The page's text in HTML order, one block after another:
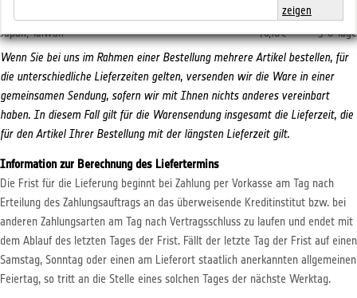
zeigen
76,18€
Japan, Taiwan
76,18€
3-6 Tage
Wenn Sie bei uns im Rahmen einer Bestellung mehrere Artikel bestellen, für
die unterschiedliche Lieferzeiten gelten, versenden wir die Ware in einer
gemeinsamen Sendung, sofern wir mit Ihnen nichts anderes vereinbart
haben. In diesem Fall gilt für die Warensendung insgesamt die Lieferzeit, die
für den Artikel Ihrer Bestellung mit der längsten Lieferzeit gilt.
Information zur Berechnung des Liefertermins
Die Frist für die Lieferung beginnt bei Zahlung per Vorkasse am Tag nach
Erteilung des Zahlungsauftrags an das überweisende Kreditinstitut bzw. bei
anderen Zahlungsarten am Tag nach Vertragsschluss zu laufen und endet mit
dem Ablauf des letzten Tages der Frist. Fällt der letzte Tag der Frist auf einen
Samstag, Sonntag oder einen am Lieferort staatlich anerkannten allgemeinen
Feiertag, so tritt an die Stelle eines solchen Tages der nächste Werktag.